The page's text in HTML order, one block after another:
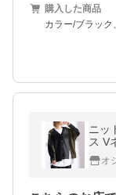
購入した商品
カラー/ブラック
ニッ
ス Vネック
ドッ
可※オ